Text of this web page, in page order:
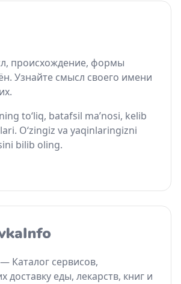
происхождение, формы
Узнайте смысл своего имени
to‘liq, batafsil ma’nosi, kelib
O‘zingiz va yaqinlaringizni
bilib oling.
Каталог сервисов,
доставку еды, лекарств, книг и